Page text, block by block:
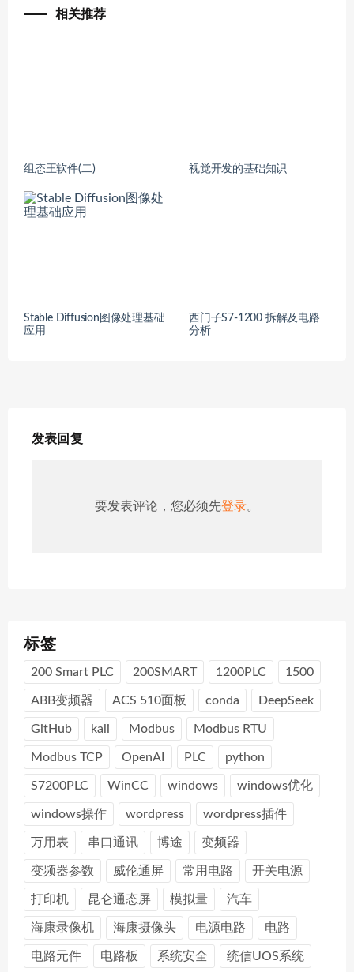
相关推荐
组态王软件(二) 视觉开发的基础知识
Stable Diffusion图像处理基础
应用
西门子S7-1200 拆解及电路
分析
发表回复
要发表评论，您必须先登录。
标签
200 Smart PLC 200SMART 1200PLC 1500
ABB变频器 ACS 510面板 conda DeepSeek
GitHub kali Modbus Modbus RTU
Modbus TCP OpenAI PLC python
S7200PLC WinCC windows windows优化
windows操作 wordpress wordpress插件
万用表 串口通讯 博途 变频器
变频器参数 威伦通屏 常用电路 开关电源
打印机 昆仑通态屏 模拟量 汽车
海康录像机 海康摄像头 电源电路 电路
电路元件 电路板 系统安全 统信UOS系统